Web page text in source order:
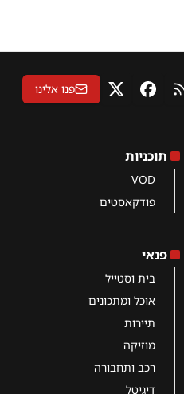
RSS פייסבוקX פנו אלינו
תוכניות
VOD
פודקאסטים
פנאי
בית וסטייל
אוכל ומתכונים
תיירות
מוזיקה
רכב ותחבורה
דיגיטל